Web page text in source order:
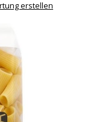
erstellen